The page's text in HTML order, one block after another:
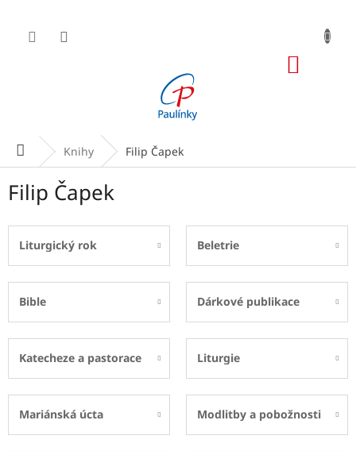
obsah
Domů Knihy Filip Čapek
Filip Čapek
Liturgický rok Beletrie
Bible Dárkové publikace
Katecheze a pastorace Liturgie
Mariánská úcta Modlitby a pobožnosti